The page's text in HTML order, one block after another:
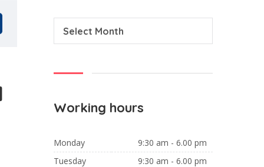
Select Month
Working hours
Monday
9:30 am - 6.00 pm
Tuesday
9:30 am - 6.00 pm